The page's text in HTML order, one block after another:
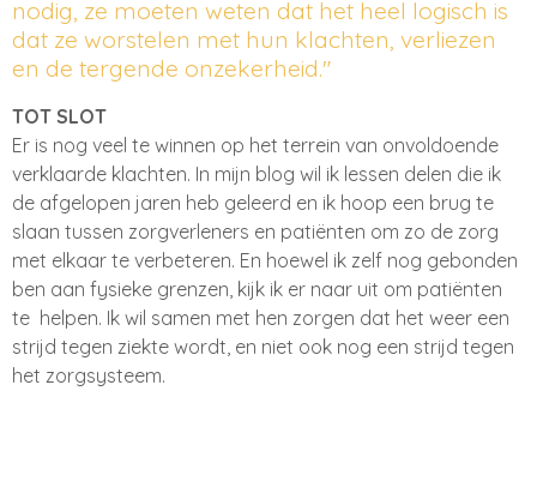
nodig, ze moeten weten dat het heel logisch is
dat ze worstelen met hun klachten, verliezen
en de tergende onzekerheid."
TOT SLOT
Er is nog veel te winnen op het terrein van onvoldoende
verklaarde klachten. In mijn blog wil ik lessen delen die ik
de afgelopen jaren heb geleerd en ik hoop een brug te
slaan tussen zorgverleners en patiënten om zo de zorg
met elkaar te verbeteren. En hoewel ik zelf nog gebonden
ben aan fysieke grenzen, kijk ik er naar uit om patiënten
te helpen. Ik wil samen met hen zorgen dat het weer een
strijd tegen ziekte wordt, en niet ook nog een strijd tegen
het zorgsysteem.